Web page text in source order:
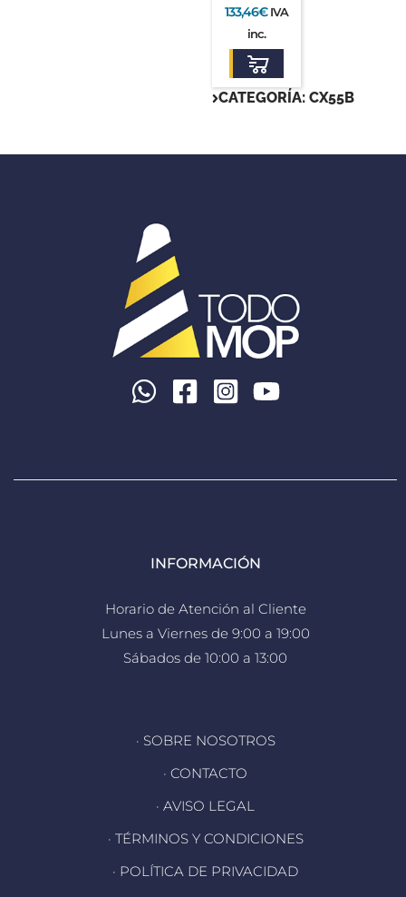
133,46€ IVA
inc.
CATEGORÍA: CX55B
INFORMACIÓN
Horario de Atención al Cliente
Lunes a Viernes de 9:00 a 19:00
Sábados de 10:00 a 13:00
· SOBRE NOSOTROS
· CONTACTO
· AVISO LEGAL
· TÉRMINOS Y CONDICIONES
· POLÍTICA DE PRIVACIDAD